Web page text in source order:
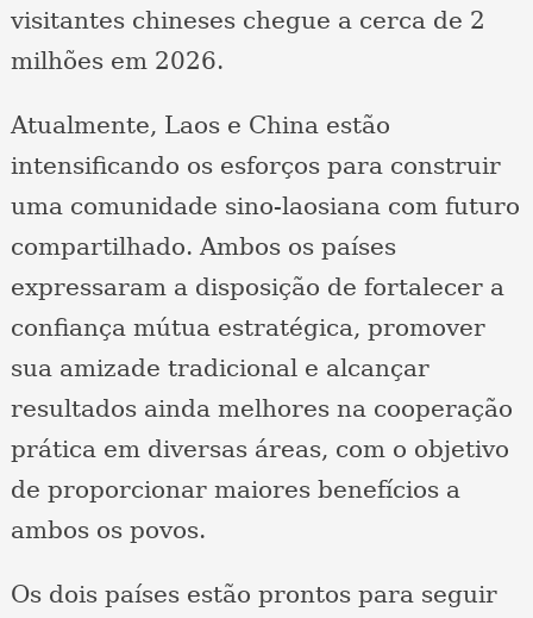
visitantes chineses chegue a cerca de 2
milhões em 2026.
Atualmente, Laos e China estão
intensificando os esforços para construir
uma comunidade sino-laosiana com futuro
compartilhado. Ambos os países
expressaram a disposição de fortalecer a
confiança mútua estratégica, promover
sua amizade tradicional e alcançar
resultados ainda melhores na cooperação
prática em diversas áreas, com o objetivo
de proporcionar maiores benefícios a
ambos os povos.
Os dois países estão prontos para seguir